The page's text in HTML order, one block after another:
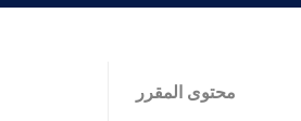
محتوى المقرر